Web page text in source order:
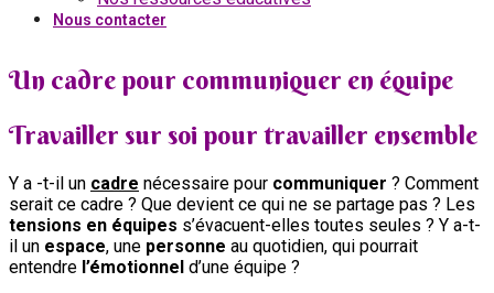
Nous contacter
Un cadre pour communiquer en équipe
Travailler sur soi pour travailler ensemble
Y a -t-il un cadre nécessaire pour communiquer ? Comment
serait ce cadre ? Que devient ce qui ne se partage pas ? Les
tensions en équipes s’évacuent-elles toutes seules ? Y a-t-
il un espace, une personne au quotidien, qui pourrait
entendre l’émotionnel d’une équipe ?